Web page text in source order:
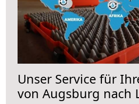
Unser Service für
von Augsburg nach